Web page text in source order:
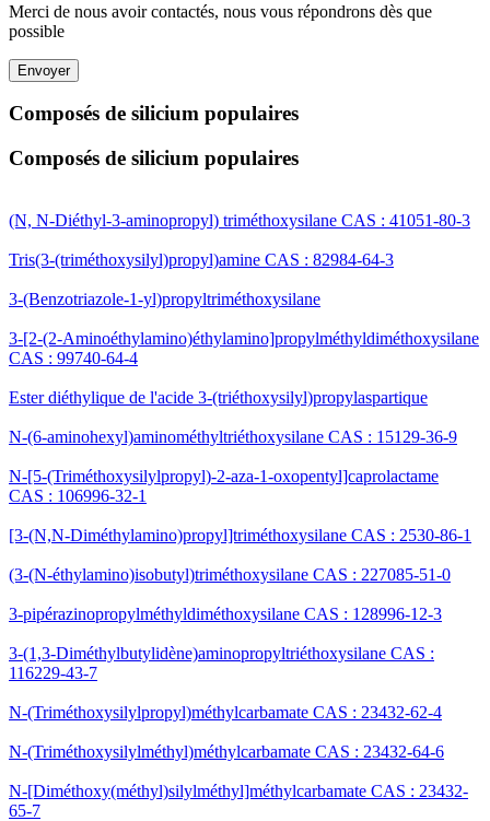
Merci de nous avoir contactés, nous vous répondrons dès que
possible
Envoyer
Composés de silicium populaires
Composés de silicium populaires
(N, N-Diéthyl-3-aminopropyl) triméthoxysilane CAS : 41051-80-3
Tris(3-(triméthoxysilyl)propyl)amine CAS : 82984-64-3
3-(Benzotriazole-1-yl)propyltriméthoxysilane
3-[2-(2-Aminoéthylamino)éthylamino]propylméthyldiméthoxysilane
CAS : 99740-64-4
Ester diéthylique de l'acide 3-(triéthoxysilyl)propylaspartique
N-(6-aminohexyl)aminométhyltriéthoxysilane CAS : 15129-36-9
N-[5-(Triméthoxysilylpropyl)-2-aza-1-oxopentyl]caprolactame
CAS : 106996-32-1
[3-(N,N-Diméthylamino)propyl]triméthoxysilane CAS : 2530-86-1
(3-(N-éthylamino)isobutyl)triméthoxysilane CAS : 227085-51-0
3-pipérazinopropylméthyldiméthoxysilane CAS : 128996-12-3
3-(1,3-Diméthylbutylidène)aminopropyltriéthoxysilane CAS :
116229-43-7
N-(Triméthoxysilylpropyl)méthylcarbamate CAS : 23432-62-4
N-(Triméthoxysilylméthyl)méthylcarbamate CAS : 23432-64-6
N-[Diméthoxy(méthyl)silylméthyl]méthylcarbamate CAS : 23432-
65-7